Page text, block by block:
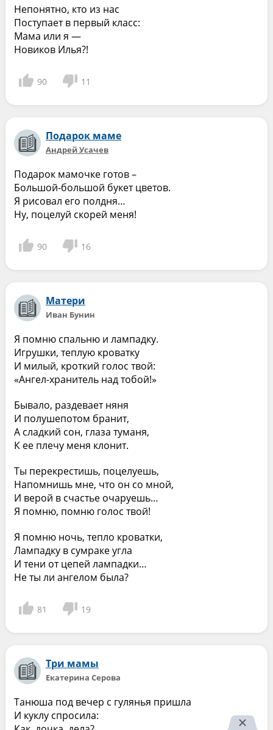
Непонятно, кто из нас
Поступает в первый класс:
Мама или я —
Новиков Илья?!
90 11
Подарок маме
Андрей Усачев
Подарок мамочке готов –
Большой-большой букет цветов.
Я рисовал его полдня…
Ну, поцелуй скорей меня!
90 16
Матери
Иван Бунин
Я помню спальню и лампадку.
Игрушки, теплую кроватку
И милый, кроткий голос твой:
«Ангел-хранитель над тобой!»
Бывало, раздевает няня
И полушепотом бранит,
А сладкий сон, глаза туманя,
К ее плечу меня клонит.
Ты перекрестишь, поцелуешь,
Напомнишь мне, что он со мной,
И верой в счастье очаруешь…
Я помню, помню голос твой!
Я помню ночь, тепло кроватки,
Лампадку в сумраке угла
И тени от цепей лампадки…
Не ты ли ангелом была?
81 19
Три мамы
Екатерина Серова
Танюша под вечер с гулянья пришла
И куклу спросила: